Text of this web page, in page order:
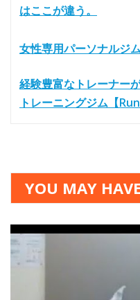
はここが違う。
女性専用パーソナルジ
経験豊富なトレーナー
トレーニングジム【
YOU MAY